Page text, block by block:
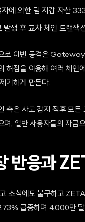
자에 의한 팀 지갑 자산
발생 후 교차 체인 트랜잭
로 이번 공격은
허점을 이용해 여러 체인
기하게 만든다.
측은 사고 감지 직후 모든
며, 일반 사용자들의 자금
반응과
소식에도 불구하고
급증하며 4,000만 달